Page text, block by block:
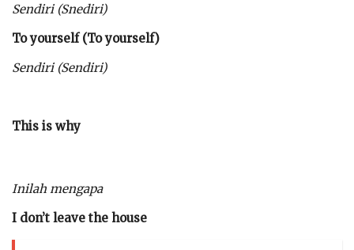
Sendiri (Snediri)
To yourself (To yourself)
Sendiri (Sendiri)
This is why
Inilah mengapa
I don’t leave the house